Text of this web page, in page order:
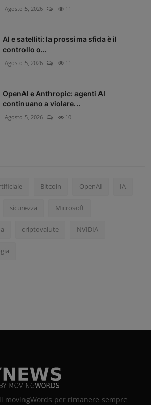
Agosto 5, 2026 11
AI e satelliti: la prossima sfida è il
controllo o...
Agosto 5, 2026 11
OpenAI e Anthropic: agenti AI
continuano a violare...
Agosto 5, 2026 10
Bitcoin OpenAI IA
sicurezza Microsoft
criptovalute NVIDIA
movingWords per rimanere sempre